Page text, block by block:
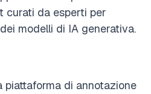
curati da esperti per
modelli di IA generativa.
piattaforma di annotazione